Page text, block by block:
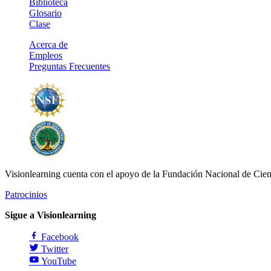
Biblioteca
Glosario
Clase
Acerca de
Empleos
Preguntas Frecuentes
Visionlearning cuenta con el apoyo de la Fundación Nacional de
Patrocinios
Sigue a Visionlearning
Facebook
Twitter
YouTube